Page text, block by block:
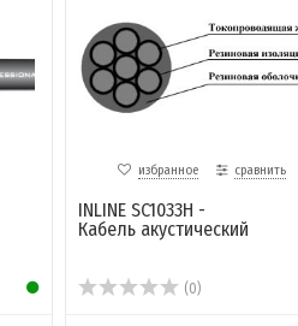
избранное сравнить
INLINE SC1033H -
Кабель акустический
(0)